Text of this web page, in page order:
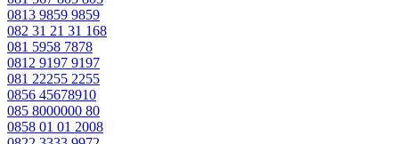
0813 9859 9859
082 31 21 31 168
081 5958 7878
0812 9197 9197
081 22255 2255
0856 45678910
085 8000000 80
0858 01 01 2008